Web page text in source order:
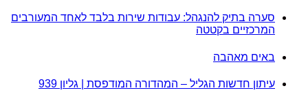
סערה בתיק להנגהל: עבודות שירות בלבד לאחד המעורבים
המרכזיים בקטטה
באים מאהבה
עיתון חדשות הגליל – המהדורה המודפסת | גליון 939